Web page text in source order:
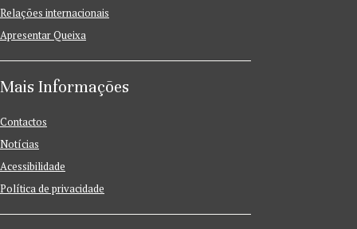
Relações internacionais
Apresentar Queixa
Mais Informações
Contactos
Notícias
Acessibilidade
Política de privacidade